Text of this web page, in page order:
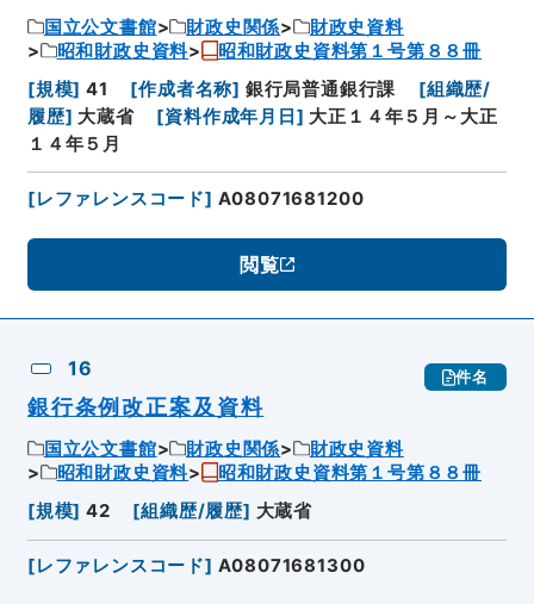
国立公文書館 財政史関係
財政史資料
昭和財政史資料
昭和財政史資料第１号第８８冊
[規模] 41 [作成者名称] 銀行局普通銀行課 [組織歴/
履歴] 大蔵省 [資料作成年月日 ] 大正１４年５月～大正
１４年５月
[レファレンスコード] A08071681200
閲覧
16 件名
銀行条例改正案及資料
国立公文書館 財政史関係
財政史資料
昭和財政史資料
昭和財政史資料第１号第８８冊
[規模] 42 [組織歴/履歴] 大蔵省
[レファレンスコード] A08071681300